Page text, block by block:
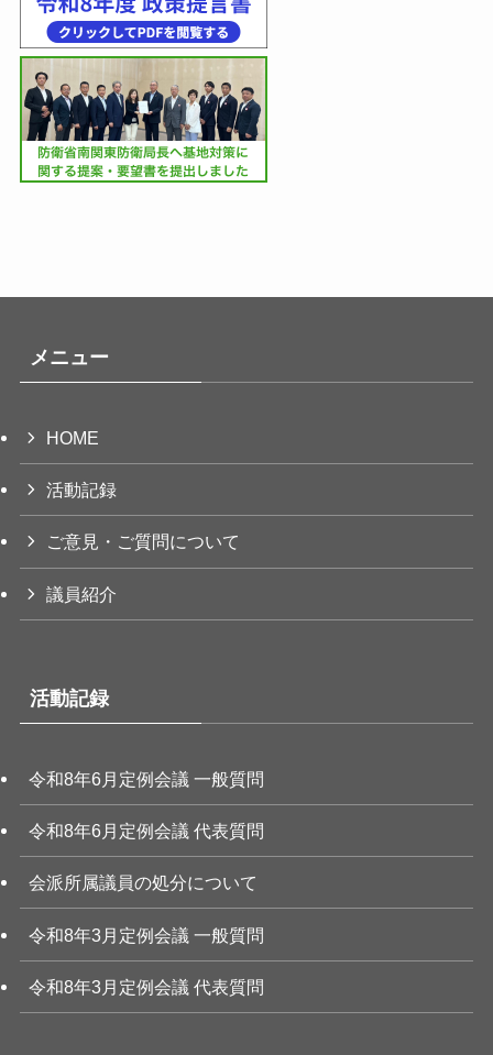
メニュー
HOME
活動記録
ご意見・ご質問について
議員紹介
活動記録
令和8年6月定例会議 一般質問
令和8年6月定例会議 代表質問
会派所属議員の処分について
令和8年3月定例会議 一般質問
令和8年3月定例会議 代表質問